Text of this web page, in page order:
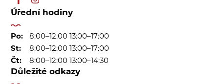
Úřední hodiny
Po:
8:00–12:00 13:00–17:00
St:
8:00–12:00 13:00–17:00
Čt:
8:00–12:00 13:00–14:30
Důležité odkazy